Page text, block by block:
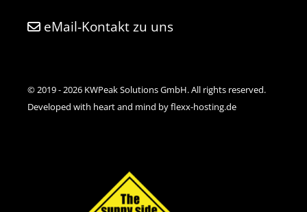
eMail-Kontakt zu uns
© 2019 - 2026 KWPeak Solutions GmbH. All rights reserved.
Developed with heart and mind by flexx-hosting.de